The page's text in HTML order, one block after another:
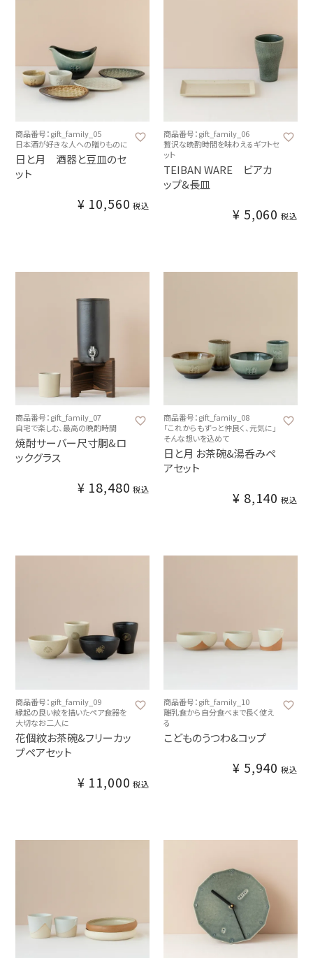
商品番号：gift_family_05
日本酒が好きな人への贈りものに
日と月 酒器と豆皿のセ
ット
¥ 10,560 税込
商品番号：gift_family_06
贅沢な晩酌時間を味わえるギフトセ
ット
TEIBAN WARE ビアカ
ップ&長皿
¥ 5,060 税込
商品番号：gift_family_07
自宅で楽しむ、最高の晩酌時間
焼酎サーバー尺寸胴&ロ
ックグラス
¥ 18,480 税込
商品番号：gift_family_08
「これからもずっと仲良く、元気に」
そんな想いを込めて
日と月 お茶碗&湯呑みペ
アセット
¥ 8,140 税込
商品番号：gift_family_09
縁起の良い紋を描いたペア食器を
大切なお二人に
花個紋お茶碗&フリーカッ
プペアセット
¥ 11,000 税込
商品番号：gift_family_10
離乳食から自分食べまで長く使え
る
こどものうつわ&コップ
¥ 5,940 税込